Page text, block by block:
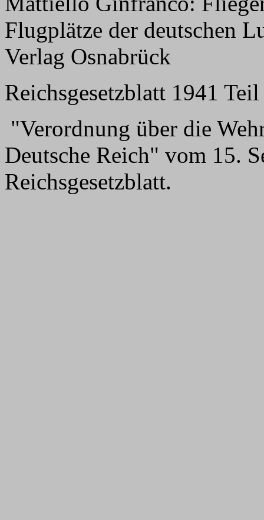
Flugplätze der deutschen
Verlag Osnabrück
Reichsgesetzblatt 1941
"Verordnung über die
Deutsche Reich" vom 15.
Reichsgesetzblatt.